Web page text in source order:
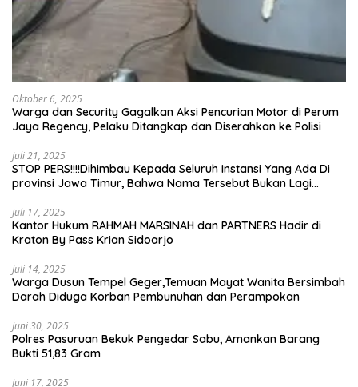
Oktober 6, 2025
Warga dan Security Gagalkan Aksi Pencurian Motor di Perum
Jaya Regency, Pelaku Ditangkap dan Diserahkan ke Polisi
Juli 21, 2025
STOP PERS!!!!Dihimbau Kepada Seluruh Instansi Yang Ada Di
provinsi Jawa Timur, Bahwa Nama Tersebut Bukan Lagi
Juli 17, 2025
Kantor Hukum RAHMAH MARSINAH dan PARTNERS Hadir di
Kraton By Pass Krian Sidoarjo
Juli 14, 2025
Warga Dusun Tempel Geger,Temuan Mayat Wanita Bersimbah
Darah Diduga Korban Pembunuhan dan Perampokan
Juni 30, 2025
Polres Pasuruan Bekuk Pengedar Sabu, Amankan Barang
Bukti 51,83 Gram
Juni 17, 2025